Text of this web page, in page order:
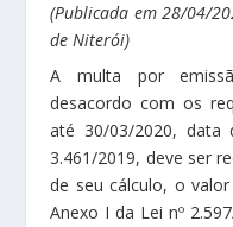
(Publicada em 28/04/
de Niterói)
A multa por
desacordo com os
até 30/03/2020, data
3.461/2019, deve ser
de seu cálculo, o
Anexo I da Lei nº